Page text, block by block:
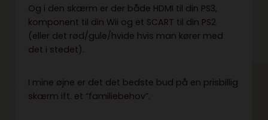
Og i den skærm er der både HDMI til din PS3,
komponent til din Wii og et SCART til din PS2
(eller det rød/gule/hvide hvis man kører med
det i stedet).
I mine øjne er det det bedste bud på en prisbillig
skærm ift. et “familiebehov”.